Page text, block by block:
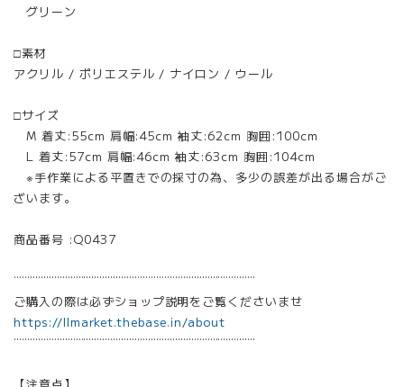
グリーン
□素材
アクリル / ポリエステル / ナイロン / ウール
□サイズ
M 着丈:55cm 肩幅:45cm 袖丈:62cm 胸囲:100cm
L 着丈:57cm 肩幅:46cm 袖丈:63cm 胸囲:104cm
※手作業による平置きでの採寸の為、多少の誤差が出る場合がご
ざいます。
商品番号 :Q0437
¨¨¨¨¨¨¨¨¨¨¨¨¨¨¨¨¨¨¨¨¨¨¨¨¨¨¨¨¨¨¨¨¨¨¨¨¨¨¨¨¨¨¨¨¨
ご購入の際は必ずショップ説明をご覧くださいませ
https://llmarket.thebase.in/about
¨¨¨¨¨¨¨¨¨¨¨¨¨¨¨¨¨¨¨¨¨¨¨¨¨¨¨¨¨¨¨¨¨¨¨¨¨¨¨¨¨¨¨¨¨